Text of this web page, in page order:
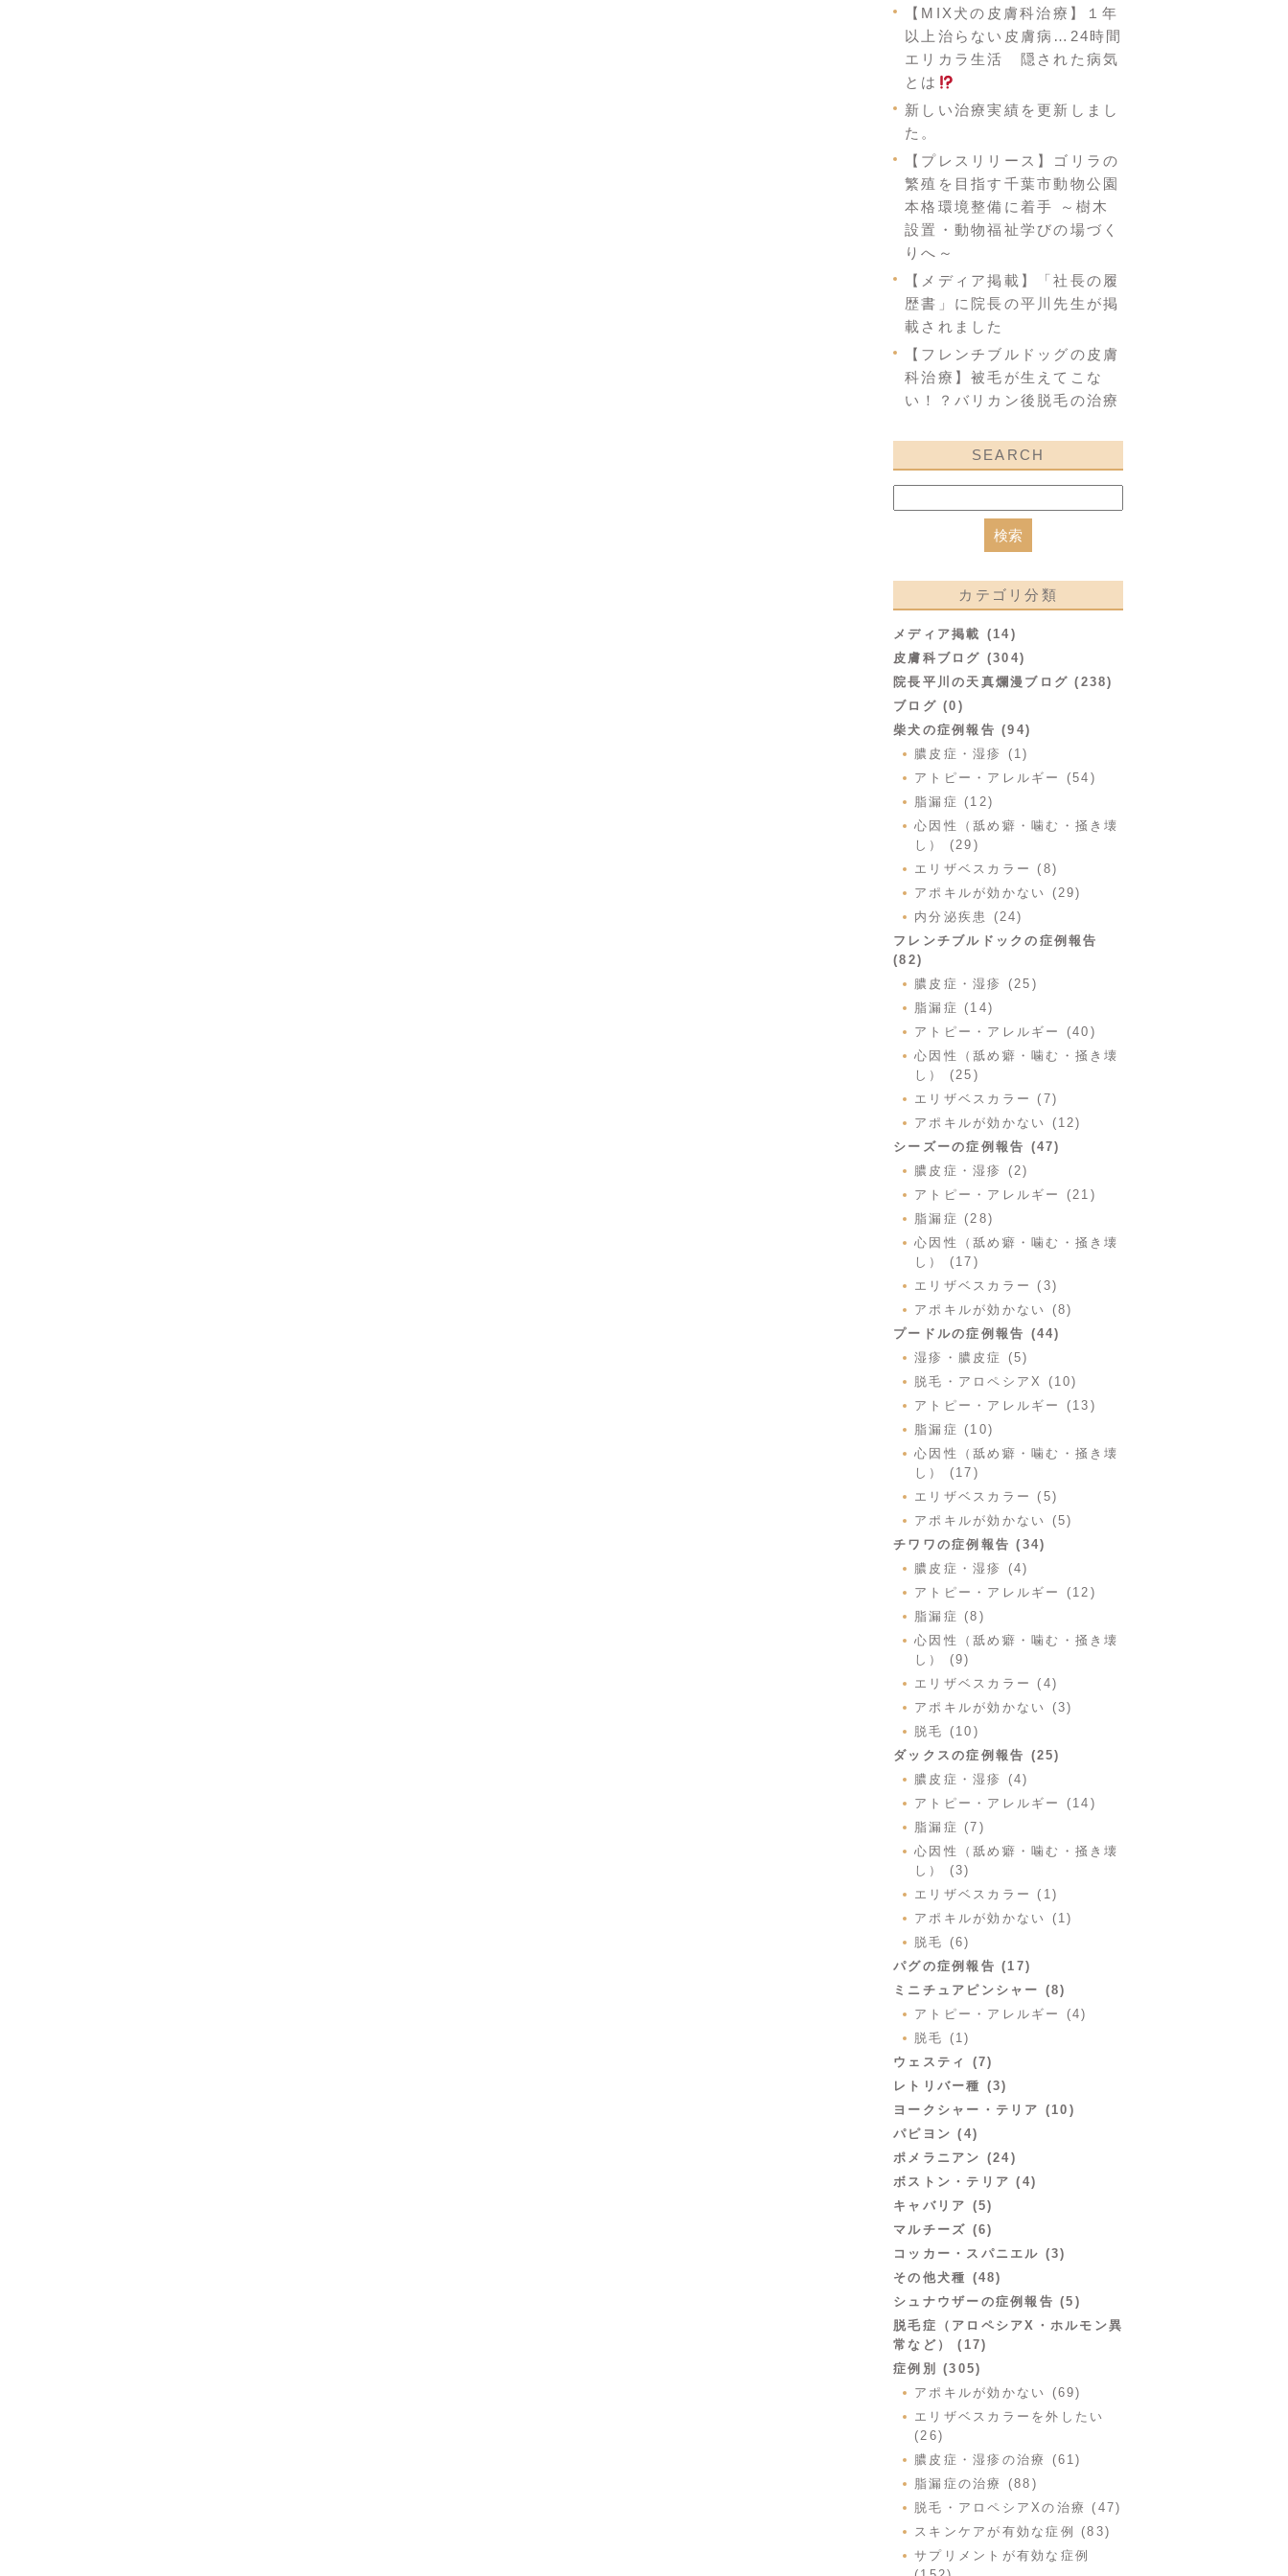
【MIX犬の皮膚科治療】１年
以上治らない皮膚病…24時間
エリカラ生活 隠された病気
とは
新しい治療実績を更新しまし
た。
【プレスリリース】ゴリラの
繁殖を目指す千葉市動物公園
本格環境整備に着手 ～樹木
設置・動物福祉学びの場づく
りへ～
【メディア掲載】「社長の履
歴書」に院長の平川先生が掲
載されました
【フレンチブルドッグの皮膚
科治療】被毛が生えてこな
い！？バリカン後脱毛の治療
SEARCH
カテゴリ分類
メディア掲載 (14)
皮膚科ブログ (304)
院長平川の天真爛漫ブログ (238)
ブログ (0)
柴犬の症例報告 (94)
膿皮症・湿疹 (1)
アトピー・アレルギー (54)
脂漏症 (12)
心因性（舐め癖・噛む・掻き壊
し） (29)
エリザベスカラー (8)
アポキルが効かない (29)
内分泌疾患 (24)
フレンチブルドックの症例報告
(82)
膿皮症・湿疹 (25)
脂漏症 (14)
アトピー・アレルギー (40)
心因性（舐め癖・噛む・掻き壊
し） (25)
エリザベスカラー (7)
アポキルが効かない (12)
シーズーの症例報告 (47)
膿皮症・湿疹 (2)
アトピー・アレルギー (21)
脂漏症 (28)
心因性（舐め癖・噛む・掻き壊
し） (17)
エリザベスカラー (3)
アポキルが効かない (8)
プードルの症例報告 (44)
湿疹・膿皮症 (5)
脱毛・アロペシアX (10)
アトピー・アレルギー (13)
脂漏症 (10)
心因性（舐め癖・噛む・掻き壊
し） (17)
エリザベスカラー (5)
アポキルが効かない (5)
チワワの症例報告 (34)
膿皮症・湿疹 (4)
アトピー・アレルギー (12)
脂漏症 (8)
心因性（舐め癖・噛む・掻き壊
し） (9)
エリザベスカラー (4)
アポキルが効かない (3)
脱毛 (10)
ダックスの症例報告 (25)
膿皮症・湿疹 (4)
アトピー・アレルギー (14)
脂漏症 (7)
心因性（舐め癖・噛む・掻き壊
し） (3)
エリザベスカラー (1)
アポキルが効かない (1)
脱毛 (6)
パグの症例報告 (17)
ミニチュアピンシャー (8)
アトピー・アレルギー (4)
脱毛 (1)
ウェスティ (7)
レトリバー種 (3)
ヨークシャー・テリア (10)
パピヨン (4)
ポメラニアン (24)
ボストン・テリア (4)
キャバリア (5)
マルチーズ (6)
コッカー・スパニエル (3)
その他犬種 (48)
シュナウザーの症例報告 (5)
脱毛症（アロペシアX・ホルモン異
常など） (17)
症例別 (305)
アポキルが効かない (69)
エリザベスカラーを外したい
(26)
膿皮症・湿疹の治療 (61)
脂漏症の治療 (88)
脱毛・アロペシアXの治療 (47)
スキンケアが有効な症例 (83)
サプリメントが有効な症例